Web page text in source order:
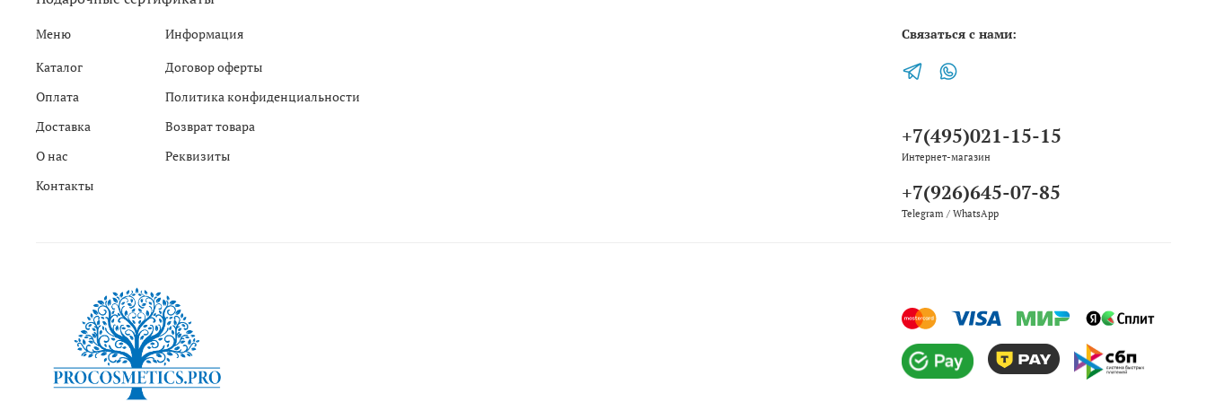
Меню
Каталог
Оплата
Доставка
О нас
Контакты
Информация
Договор оферты
Политика конфиденциальности
Возврат товара
Реквизиты
Связаться с нами:
+7(495)021-15-15
Интернет-магазин
+7(926)645-07-85
Telegram / WhatsApp